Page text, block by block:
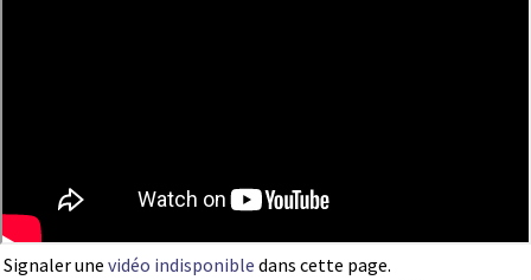
Signaler une vidéo indisponible dans cette page.